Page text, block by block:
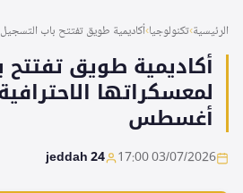
الرئيسية›تكنولوجيا›أكاديمية طويق تفتتح باب التسجيل
أكاديمية طويق تفتتح
لمعسكراتها
أغسطس
03/07/2026 17:00
jeddah 24